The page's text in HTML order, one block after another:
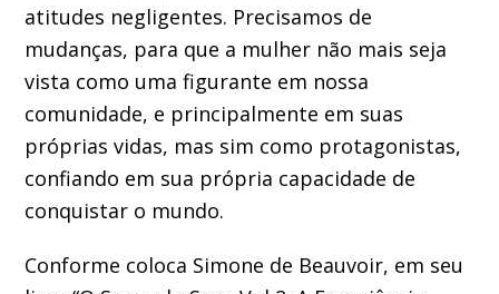
atitudes negligentes. Precisamos de
mudanças, para que a mulher não mais seja
vista como uma figurante em nossa
comunidade, e principalmente em suas
próprias vidas, mas sim como protagonistas,
confiando em sua própria capacidade de
conquistar o mundo.
Conforme coloca Simone de Beauvoir, em seu